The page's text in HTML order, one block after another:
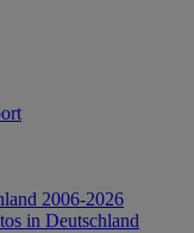
2006-2026
in Deutschland